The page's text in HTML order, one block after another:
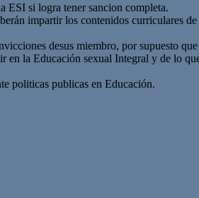
ESI si logra tener sancion completa.
impartir los contenidos curriculares
desus miembro, por supuesto
la Educación sexual Integral y de lo
politicas publicas en Educación.